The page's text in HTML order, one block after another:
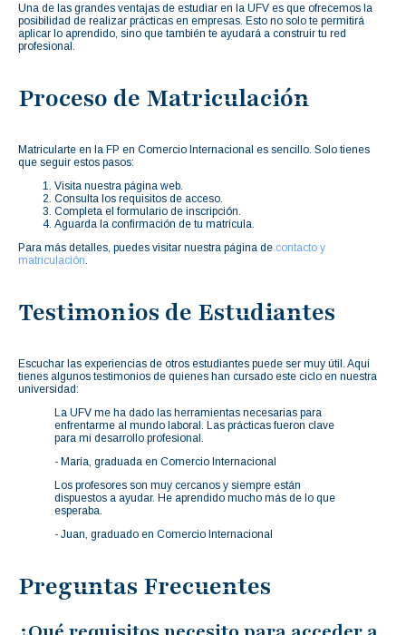
Una de las grandes ventajas de estudiar en la UFV es que ofrecemos la
posibilidad de realizar prácticas en empresas. Esto no solo te permitirá
aplicar lo aprendido, sino que también te ayudará a construir tu red
profesional.
Proceso de Matriculación
Matricularte en la FP en Comercio Internacional es sencillo. Solo tienes
que seguir estos pasos:
Visita nuestra página web.
Consulta los requisitos de acceso.
Completa el formulario de inscripción.
Aguarda la confirmación de tu matrícula.
Para más detalles, puedes visitar nuestra página de contacto y
matriculación
Testimonios de Estudiantes
Escuchar las experiencias de otros estudiantes puede ser muy útil. Aquí
tienes algunos testimonios de quienes han cursado este ciclo en nuestra
universidad:
La UFV me ha dado las herramientas necesarias para
enfrentarme al mundo laboral. Las prácticas fueron clave
para mi desarrollo profesional.
- María, graduada en Comercio Internacional
Los profesores son muy cercanos y siempre están
dispuestos a ayudar. He aprendido mucho más de lo que
esperaba.
- Juan, graduado en Comercio Internacional
Preguntas Frecuentes